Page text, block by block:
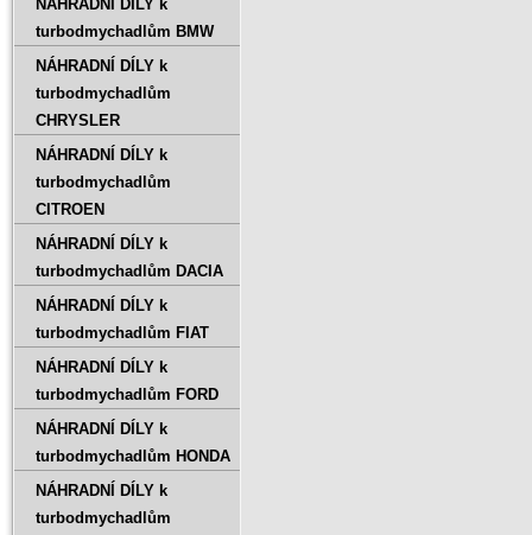
NÁHRADNÍ DÍLY k
turbodmychadlům BMW
NÁHRADNÍ DÍLY k
turbodmychadlům
CHRYSLER
NÁHRADNÍ DÍLY k
turbodmychadlům
CITROEN
NÁHRADNÍ DÍLY k
turbodmychadlům DACIA
NÁHRADNÍ DÍLY k
turbodmychadlům FIAT
NÁHRADNÍ DÍLY k
turbodmychadlům FORD
NÁHRADNÍ DÍLY k
turbodmychadlům HONDA
NÁHRADNÍ DÍLY k
turbodmychadlům